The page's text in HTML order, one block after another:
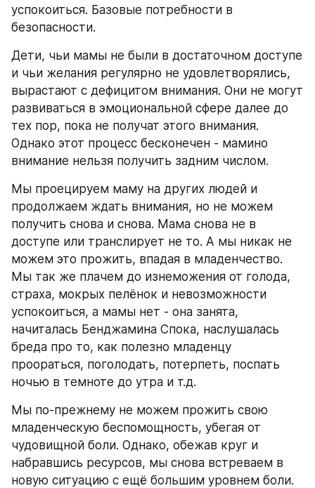
успокоиться. Базовые потребности в
безопасности.
Дети, чьи мамы не были в достаточном доступе
и чьи желания регулярно не удовлетворялись,
вырастают с дефицитом внимания. Они не могут
развиваться в эмоциональной сфере далее до
тех пор, пока не получат этого внимания.
Однако этот процесс бесконечен - мамино
внимание нельзя получить задним числом.
Мы проецируем маму на других людей и
продолжаем ждать внимания, но не можем
получить снова и снова. Мама снова не в
доступе или транслирует не то. А мы никак не
можем это прожить, впадая в младенчество.
Мы так же плачем до изнеможения от голода,
страха, мокрых пелёнок и невозможности
успокоиться, а мамы нет - она занята,
начиталась Бенджамина Спока, наслушалась
бреда про то, как полезно младенцу
проораться, поголодать, потерпеть, поспать
ночью в темноте до утра и т.д.
Мы по-прежнему не можем прожить свою
младенческую беспомощность, убегая от
чудовищной боли. Однако, обежав круг и
набравшись ресурсов, мы снова встреваем в
новую ситуацию с ещё большим уровнем боли.